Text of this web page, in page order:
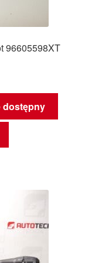
96605598XT
dostępny